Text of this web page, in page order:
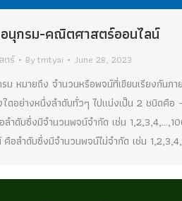
นุกรม-คณิตศาสตร์ออนไลน์
ตร์ Bytmtyai June 28, 2023
ม หมายถึง จำนวนหรือพจน์ที่เขียนเรียงกันภา
ดอย่างหนึ่งลำดับทั่วๆ ไปแบ่งเป็น 2 ชนิดคือ
ลำดับซึ่งมีจำนวนพจน์จำกัด เช่น
อลำดับซึ่งมีจำนวนพจน์ไม่จำกัด เช่น